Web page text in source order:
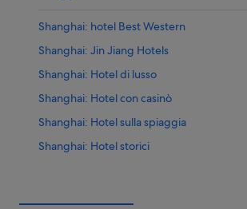
Shanghai: hotel Best Western
Shanghai: Jin Jiang Hotels
Shanghai: Hotel di lusso
Shanghai: Hotel con casinò
Shanghai: Hotel sulla spiaggia
Shanghai: Hotel storici